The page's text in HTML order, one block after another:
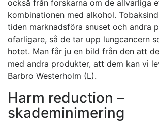
också från forskarna om de allvarliga
kombinationen med alkohol.
tiden marknadsföra snuset och andra
ofarligare, så de tar upp lungcancern
hotet. Man får ju en bild från den att
med andra produkter, att dem kan vi
Barbro Westerholm (L).
Harm reduction –
skademinimering